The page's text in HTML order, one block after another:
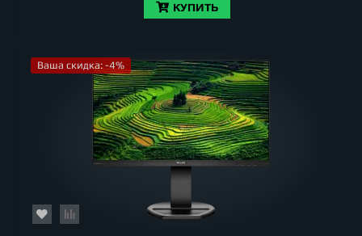
КУПИТЬ
Ваша скидка: -4%